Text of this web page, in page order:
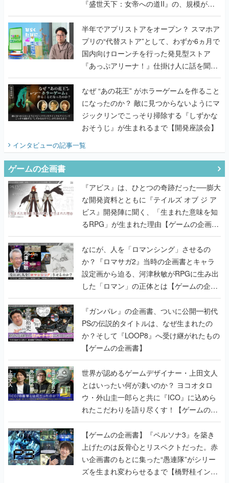
『盛世天下：女帝への道II』の、規模が違
うこだわりをプロデューサーに聞いた
半年でアプリストアをオープン？ スマホア
プリの“代替ストア”として、わずか6ヵ月で
国内向けローンチを行った発見型ストア
『あっぷアリーナ！』仕掛け人に話を聞い
てみた
なぜ “あの花王” がホラーゲームを作ること
になったのか？ 敵に見つからないようにマ
ジックリンでこっそり掃除する『しずかな
おそうじ』が生まれるまで【開発座談会】
インタビューの記事一覧
ゲームの企画書
『アビス』は、ひとつの奇跡だった──膨大
な開発資料とともに『テイルズ オブ ジ ア
ビス』開発陣に聞く、「生まれた意味を知
るRPG」が生まれた理由【ゲームの企画
書】
なにが、人を「ロマンシング」させるの
か？『ロマサガ2』当時の企画書とキャラ
設定画から迫る、河津秋敏がRPGに生み出
した「ロマン」の正体とは【ゲームの企画
書】
『ガンパレ』の企画書、ついに公開━初代
PSの伝説的タイトルは、なぜ生まれたの
か？そして『LOOP8』へ受け継がれたもの
【ゲームの企画書】
世界が認めるゲームデザイナー・上田文人
とはいったい何が凄いのか？ ヨコオタロ
ウ・外山圭一郎らと共に『ICO』に込めら
れたこだわりを語り尽くす！【ゲームの企
画書】
【ゲームの企画書】『ペルソナ3』を築き
上げたのは反骨心とリスペクトだった。赤
い企画書のもとに集った“愚連隊”がシリー
ズを生まれ変わらせるまで【橋野桂インタ